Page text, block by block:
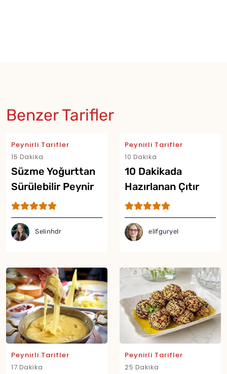
Benzer Tarifler
Peynirli Tarifler
15 Dakika
Süzme Yoğurttan
Sürülebilir Peynir
Tarifi
Selinhdr
Peynirli Tarifler
10 Dakika
10 Dakikada
Hazırlanan Çıtır
Peynir Cipsi Tarifi
elifguryel
Peynirli Tarifler
17 Dakika
Peynirli Tarifler
25 Dakika